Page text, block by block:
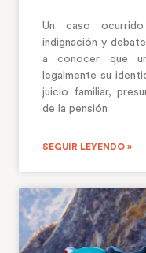
Un caso
indignación y
a conocer que
legalmente su
juicio familiar,
de la pensión
SEGUIR LEYENDO »